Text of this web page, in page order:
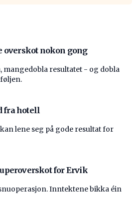
overskot nokon gong
mangedobla resultatet - og dobla
fra hotell
lene seg på gode resultat for
for Ervik
Inntektene bikka éin